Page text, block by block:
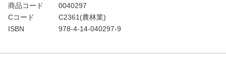
商品コード
0040297
Cコード
C2361(農林業)
ISBN
978-4-14-040297-9